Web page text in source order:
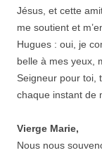
Jésus, et cette
me soutient et
Hugues : oui, je
belle à mes yeux,
Seigneur pour toi,
chaque instant de
Vierge Marie,
Nous nous